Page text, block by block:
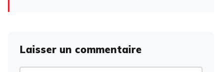
Laisser un commentaire